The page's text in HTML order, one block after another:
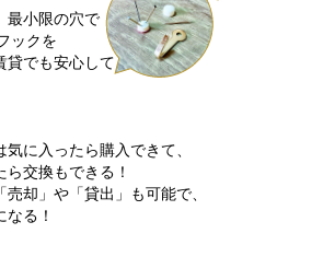
最小限の穴で
ックを
貸でも安心して
却」や「貸出」も可能で、
る！
に入ったら購入できて、
交換もできる！